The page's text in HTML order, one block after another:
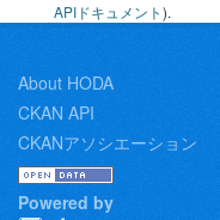
APIドキュメント).
About HODA
CKAN API
CKANアソシエーション
Powered by